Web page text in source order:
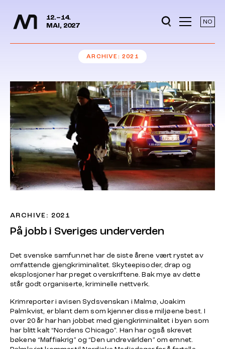
Jump to content
12.–14.
MAI, 2027
NO
ARCHIVE 2021
ARCHIVE: 2021
På jobb i Sveriges underverden
Det svenske samfunnet har de siste årene vært rystet av
omfattende gjengkriminalitet. Skyteepisoder, drap og
eksplosjoner har preget overskriftene. Bak mye av dette
står godt organiserte, kriminelle nettverk.
Krimreporter i avisen Sydsvenskan i Malmø, Joakim
Palmkvist, er blant dem som kjenner disse miljøene best. I
over 20 år har han jobbet med gjengkriminalitet i byen som
har blitt kalt “Nordens Chicago”. Han har også skrevet
bøkene “Maffiakrig” og “Den undrevärlden” om emnet.